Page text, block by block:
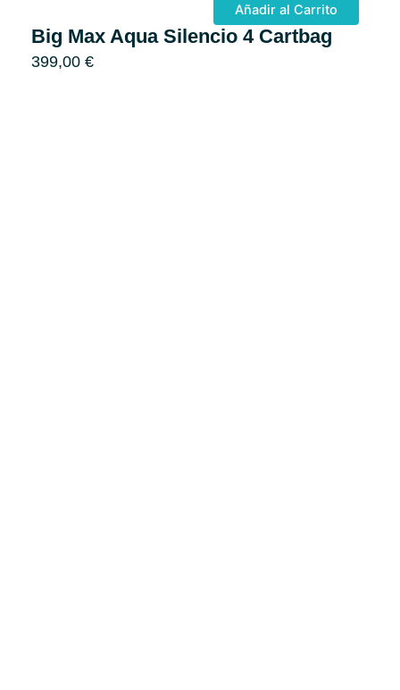
Añadir al Carrito
Big Max Aqua Silencio 4 Cartbag
399,00 €